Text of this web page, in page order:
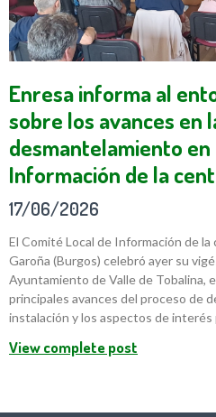
Enresa informa al
sobre los avances en
desmantelamiento en
Información de la
17/06/2026
El Comité Local de Información de
Garoña (Burgos) celebró ayer su
Ayuntamiento de Valle de Tobalina,
principales avances del proceso de
instalación y los aspectos de interés
View complete post